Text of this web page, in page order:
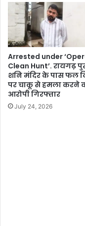
Arrested under
Clean Hunt’. रायगढ़
शनि मंदिर के पास फल
पर चाकू से हमला करने
आरोपी गिरफ्तार
July 24, 2026